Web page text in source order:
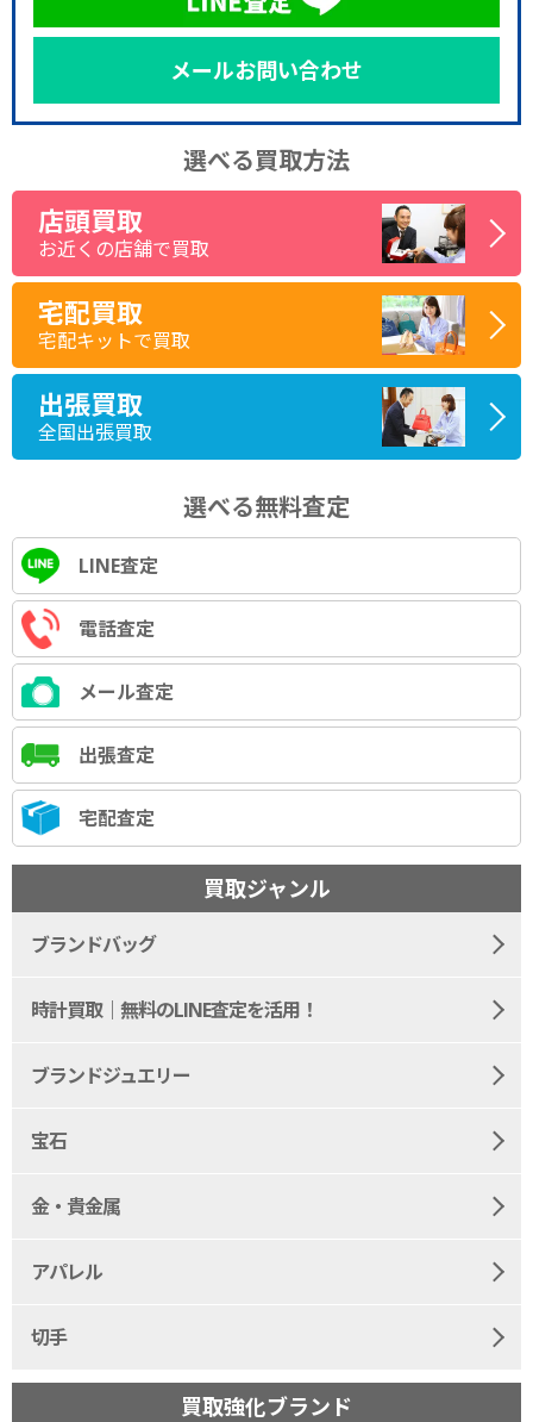
メールお問い合わせ
選べる買取方法
店頭買取
お近くの店舗で買取
宅配買取
宅配キットで買取
出張買取
全国出張買取
選べる無料査定
LINE査定
電話査定
メール査定
出張査定
宅配査定
買取ジャンル
ブランドバッグ
時計買取｜無料のLINE査定を活用！
ブランドジュエリー
宝石
金・貴金属
アパレル
切手
買取強化ブランド